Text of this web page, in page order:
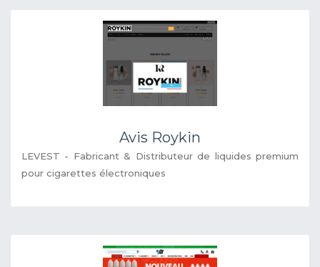
Avis Roykin
LEVEST - Fabricant & Distributeur de liquides premium
pour cigarettes électroniques